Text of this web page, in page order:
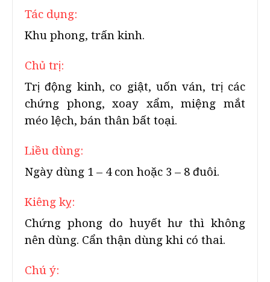
Tác dụng:
Khu phong, trấn kinh.
Chủ trị:
Trị động kinh, co giật, uốn ván, trị các
chứng phong, xoay xẩm, miệng mắt
méo lệch, bán thân bất toại.
Liều dùng:
Ngày dùng 1 – 4 con hoặc 3 – 8 đuôi.
Kiêng kỵ:
Chứng phong do huyết hư thì không
nên dùng. Cẩn thận dùng khi có thai.
Chú ý: